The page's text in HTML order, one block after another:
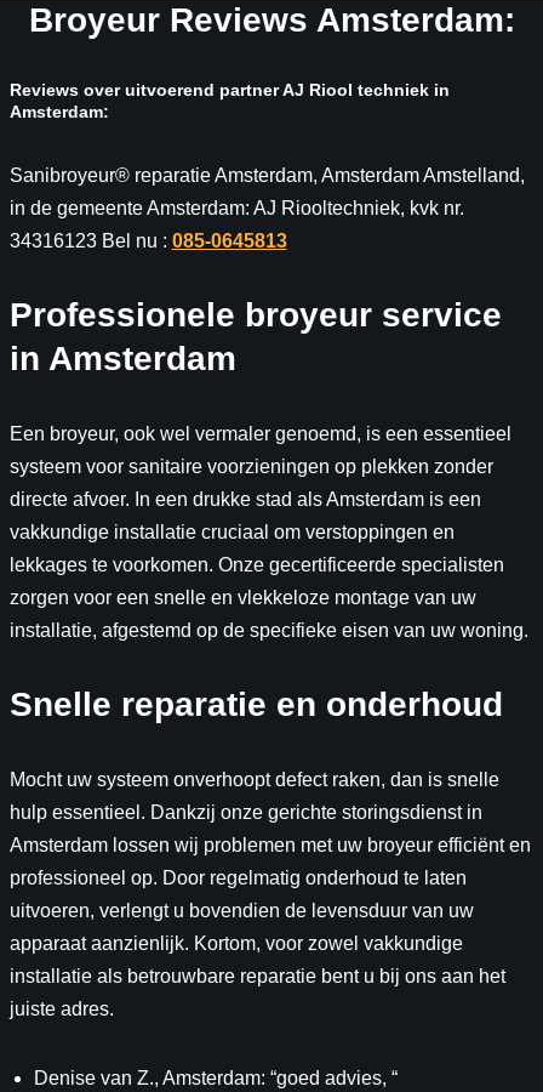
Broyeur Reviews Amsterdam:
Reviews over uitvoerend partner AJ Riool techniek in
Amsterdam:
Sanibroyeur® reparatie Amsterdam, Amsterdam Amstelland,
in de gemeente Amsterdam: AJ Riooltechniek, kvk nr.
34316123 Bel nu : 085-0645813
Professionele broyeur service
in Amsterdam
Een broyeur, ook wel vermaler genoemd, is een essentieel
systeem voor sanitaire voorzieningen op plekken zonder
directe afvoer. In een drukke stad als Amsterdam is een
vakkundige installatie cruciaal om verstoppingen en
lekkages te voorkomen. Onze gecertificeerde specialisten
zorgen voor een snelle en vlekkeloze montage van uw
installatie, afgestemd op de specifieke eisen van uw woning.
Snelle reparatie en onderhoud
Mocht uw systeem onverhoopt defect raken, dan is snelle
hulp essentieel. Dankzij onze gerichte storingsdienst in
Amsterdam lossen wij problemen met uw broyeur efficiënt en
professioneel op. Door regelmatig onderhoud te laten
uitvoeren, verlengt u bovendien de levensduur van uw
apparaat aanzienlijk. Kortom, voor zowel vakkundige
installatie als betrouwbare reparatie bent u bij ons aan het
juiste adres.
Denise van Z., Amsterdam: “goed advies, “